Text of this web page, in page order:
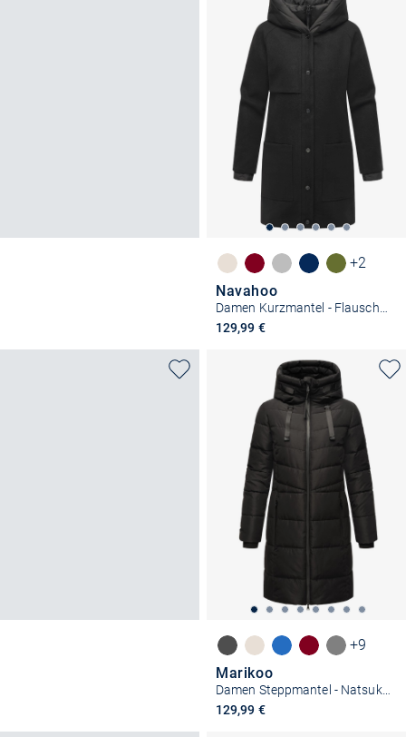
+2
Navahoo
Damen Kurzmantel - Flauschwunder 14
129,99 €
+9
Marikoo
Damen Steppmantel - Natsukoo XVI
129,99 €